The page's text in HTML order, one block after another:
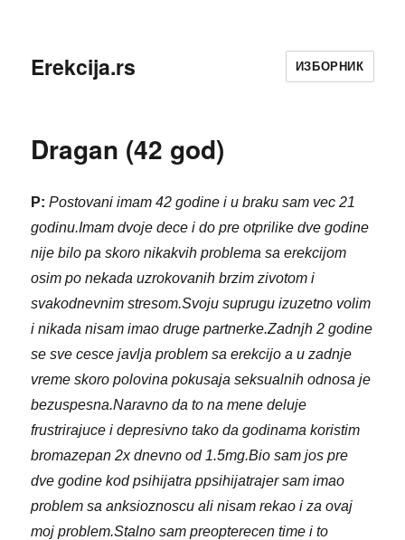
Erekcija.rs ИЗБОРНИК
Dragan (42 god)
P: Postovani imam 42 godine i u braku sam vec 21
godinu.Imam dvoje dece i do pre otprilike dve godine
nije bilo pa skoro nikakvih problema sa erekcijom
osim po nekada uzrokovanih brzim zivotom i
svakodnevnim stresom.Svoju suprugu izuzetno volim
i nikada nisam imao druge partnerke.Zadnjh 2 godine
se sve cesce javlja problem sa erekcijo a u zadnje
vreme skoro polovina pokusaja seksualnih odnosa je
bezuspesna.Naravno da to na mene deluje
frustrirajuce i depresivno tako da godinama koristim
bromazepan 2x dnevno od 1.5mg.Bio sam jos pre
dve godine kod psihijatra ppsihijatrajer sam imao
problem sa anksioznoscu ali nisam rekao i za ovaj
moj problem.Stalno sam preopterecen time i to